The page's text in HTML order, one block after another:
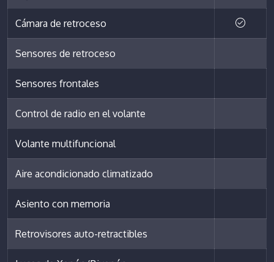
Cámara de retroceso
Sensores de retroceso
Sensores frontales
Control de radio en el volante
Volante multifuncional
Aire acondicionado climatizado
Asiento con memoria
Retrovisores auto-retractibles